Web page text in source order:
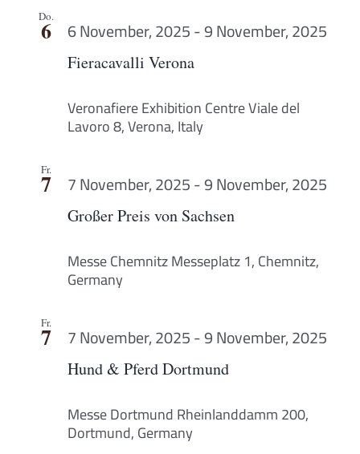
Do.
6
Fieracavalli Verona
6 November, 2025-9 November, 2025
Veronafiere Exhibition CentreViale del
Lavoro 8, Verona, Italy
Fr.
7
Großer Preis von Sachsen
7 November, 2025-9 November, 2025
Messe ChemnitzMesseplatz 1, Chemnitz,
Germany
Fr.
7
Hund & Pferd Dortmund
7 November, 2025-9 November, 2025
Messe DortmundRheinlanddamm 200,
Dortmund, Germany